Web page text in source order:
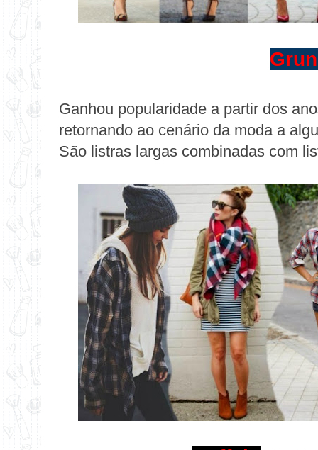
Ganhou popularidade a partir dos
retornando ao cenário da moda a
São listras largas combinadas com